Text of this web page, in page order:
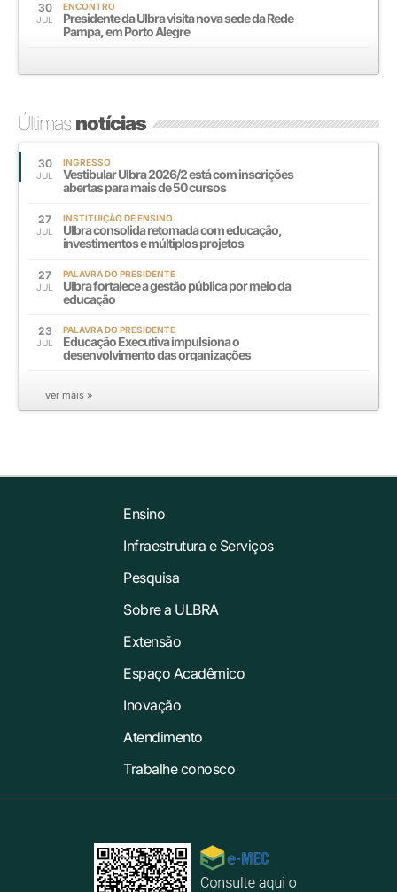
30
JUL
ENCONTRO
Presidente da Ulbra visita nova sede da Rede
Pampa, em Porto Alegre
Últimasnotícias
30
JUL
INGRESSO
Vestibular Ulbra 2026/2 está com inscrições
abertas para mais de 50 cursos
27
JUL
INSTITUIÇÃO DE ENSINO
Ulbra consolida retomada com educação,
investimentos e múltiplos projetos
27
JUL
PALAVRA DO PRESIDENTE
Ulbra fortalece a gestão pública por meio da
educação
23
JUL
PALAVRA DO PRESIDENTE
Educação Executiva impulsiona o
desenvolvimento das organizações
ver mais »
Ensino
Infraestrutura e Serviços
Pesquisa
Sobre a ULBRA
Extensão
Espaço Acadêmico
Inovação
Atendimento
Trabalhe conosco